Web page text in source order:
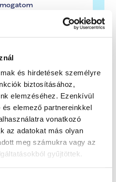
és hirdetések személyre
biztosításához,
elemzéséhez. Ezenkívül
elemező partnereinkkel
vonatkozó
az adatokat más olyan
meg számukra vagy az
gyűjtöttek.
kapcsán
képviselő,
megnyitása
dokumentum(ok):
szükséges